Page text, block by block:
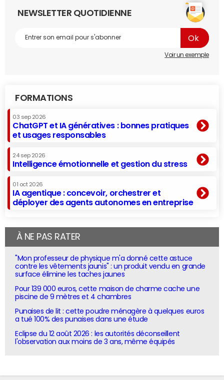
NEWSLETTER QUOTIDIENNE
Voir un exemple
FORMATIONS
03 sep 2026
ChatGPT et IA génératives : bonnes pratiques
et usages responsables
24 sep 2026
Intelligence émotionnelle et gestion du stress
01 oct 2026
IA agentique : concevoir, orchestrer et
déployer des agents autonomes en entreprise
À NE PAS RATER
"Mon professeur de physique m'a donné cette astuce
contre les vêtements jaunis" : un produit vendu en grande
surface élimine les taches jaunes
Pour 139 000 euros, cette maison de charme cache une
piscine de 9 mètres et 4 chambres
Punaises de lit : cette poudre ménagère à quelques euros
a tué 100% des punaises dans une étude
Eclipse du 12 août 2026 : les autorités déconseillent
l'observation aux moins de 3 ans, même équipés